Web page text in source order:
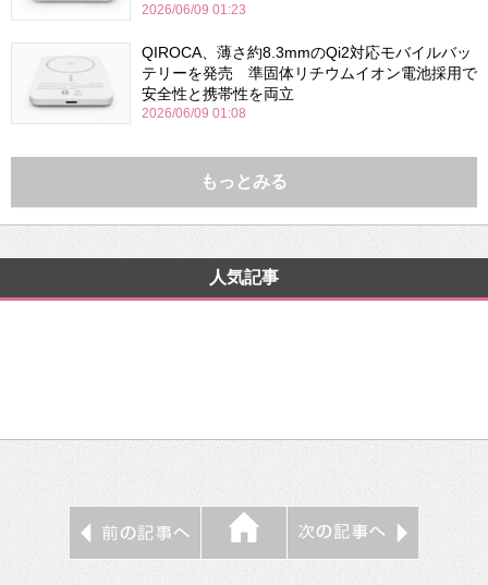
2026/06/09 01:23
QIROCA、薄さ約8.3mmのQi2対応モバイルバッ
テリーを発売 準固体リチウムイオン電池採用で
安全性と携帯性を両立
2026/06/09 01:08
もっとみる
人気記事